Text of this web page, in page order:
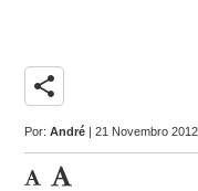
share
Por:André | 21 Novembro 2012